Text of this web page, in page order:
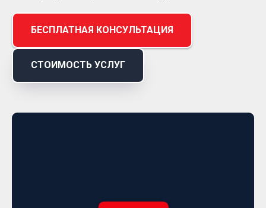
БЕСПЛАТНАЯ КОНСУЛЬТАЦИЯ
СТОИМОСТЬ УСЛУГ